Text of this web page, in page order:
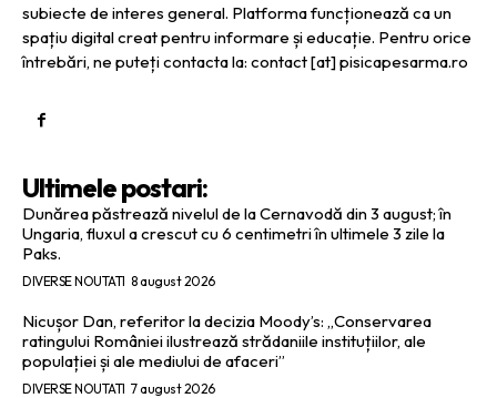
subiecte de interes general. Platforma funcționează ca un
spațiu digital creat pentru informare și educație. Pentru orice
întrebări, ne puteți contacta la: contact [at] pisicapesarma.ro
Ultimele postari:
Dunărea păstrează nivelul de la Cernavodă din 3 august; în
Ungaria, fluxul a crescut cu 6 centimetri în ultimele 3 zile la
Paks.
DIVERSE NOUTATI 8 august 2026
Nicușor Dan, referitor la decizia Moody’s: „Conservarea
ratingului României ilustrează strădaniile instituțiilor, ale
populației și ale mediului de afaceri”
DIVERSE NOUTATI 7 august 2026